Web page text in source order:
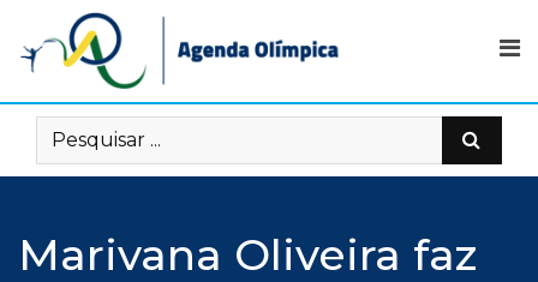
content
Marivana Oliveira faz